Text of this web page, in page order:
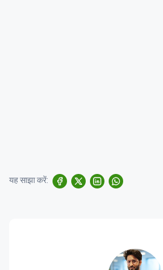
यह साझा करें: